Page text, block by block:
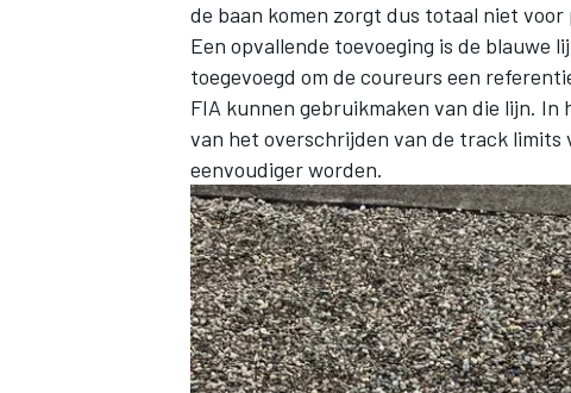
de baan komen zorgt dus totaal niet
Een opvallende toevoeging is de blauwe
toegevoegd om de coureurs een
FIA kunnen gebruikmaken van die lijn.
van het overschrijden van de track
eenvoudiger worden.